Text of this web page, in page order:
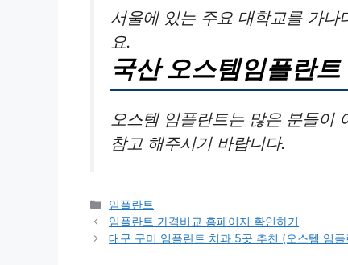
서울에 있는 주요 대학교를 가
요.
국산 오스템임플란트
오스템 임플란트는 많은 분들이
참고 해주시기 바랍니다.
카
테
고
임플란트
임플란트 가격비교 홈페이지 확인하기
대구 구미 임플란트 치과 5곳 추천 (오스템 임플